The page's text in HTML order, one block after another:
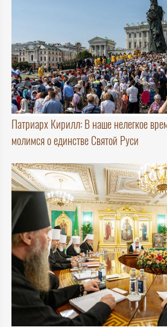
Патриарх Кирилл: В наше нелегкое
молимся о единстве Святой Руси